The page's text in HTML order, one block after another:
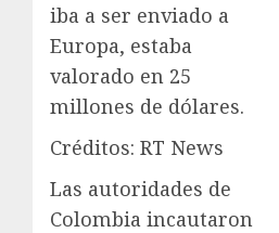
iba a ser enviado a
Europa, estaba
valorado en 25
millones de dólares.
Créditos: RT News
Las autoridades de
Colombia incautaron